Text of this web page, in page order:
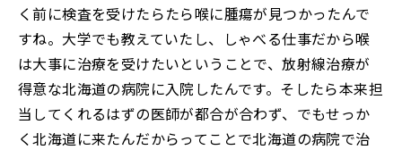
く前に検査を受けたらたら喉に腫瘍が見つかったんで
すね。大学でも教えていたし、しゃべる仕事だから喉
は大事に治療を受けたいということで、放射線治療が
得意な北海道の病院に入院したんです。そしたら本来担
当してくれるはずの医師が都合が合わず、でもせっか
く北海道に来たんだからってことで北海道の病院で治